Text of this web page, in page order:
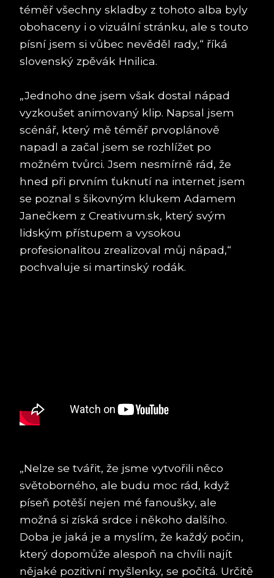
téměř všechny skladby z tohoto alba byly
obohaceny i o vizuální stránku, ale s touto
písní jsem si vůbec nevěděl rady,“ říká
slovenský zpěvák Hnilica.
„Jednoho dne jsem však dostal nápad
vyzkoušet animovaný klip. Napsal jsem
scénář, který mě téměř prvoplánově
napadl a začal jsem se rozhlížet po
možném tvůrci. Jsem nesmírně rád, že
hned při prvním ťuknutí na internet jsem
se poznal s šikovným klukem Adamem
Janečkem z Creativum.sk, který svým
lidským přístupem a vysokou
profesionalitou zrealizoval můj nápad,“
pochvaluje si martinský rodák.
„Nelze se tvářit, že jsme vytvořili něco
světoborného, ale budu moc rád, když
píseň potěší nejen mé fanoušky, ale
možná si získá srdce i někoho dalšího.
Doba je jaká je a myslím, že každý počin,
který dopomůže alespoň na chvíli najít
nějaké pozitivní myšlenky, se počítá. Určitě